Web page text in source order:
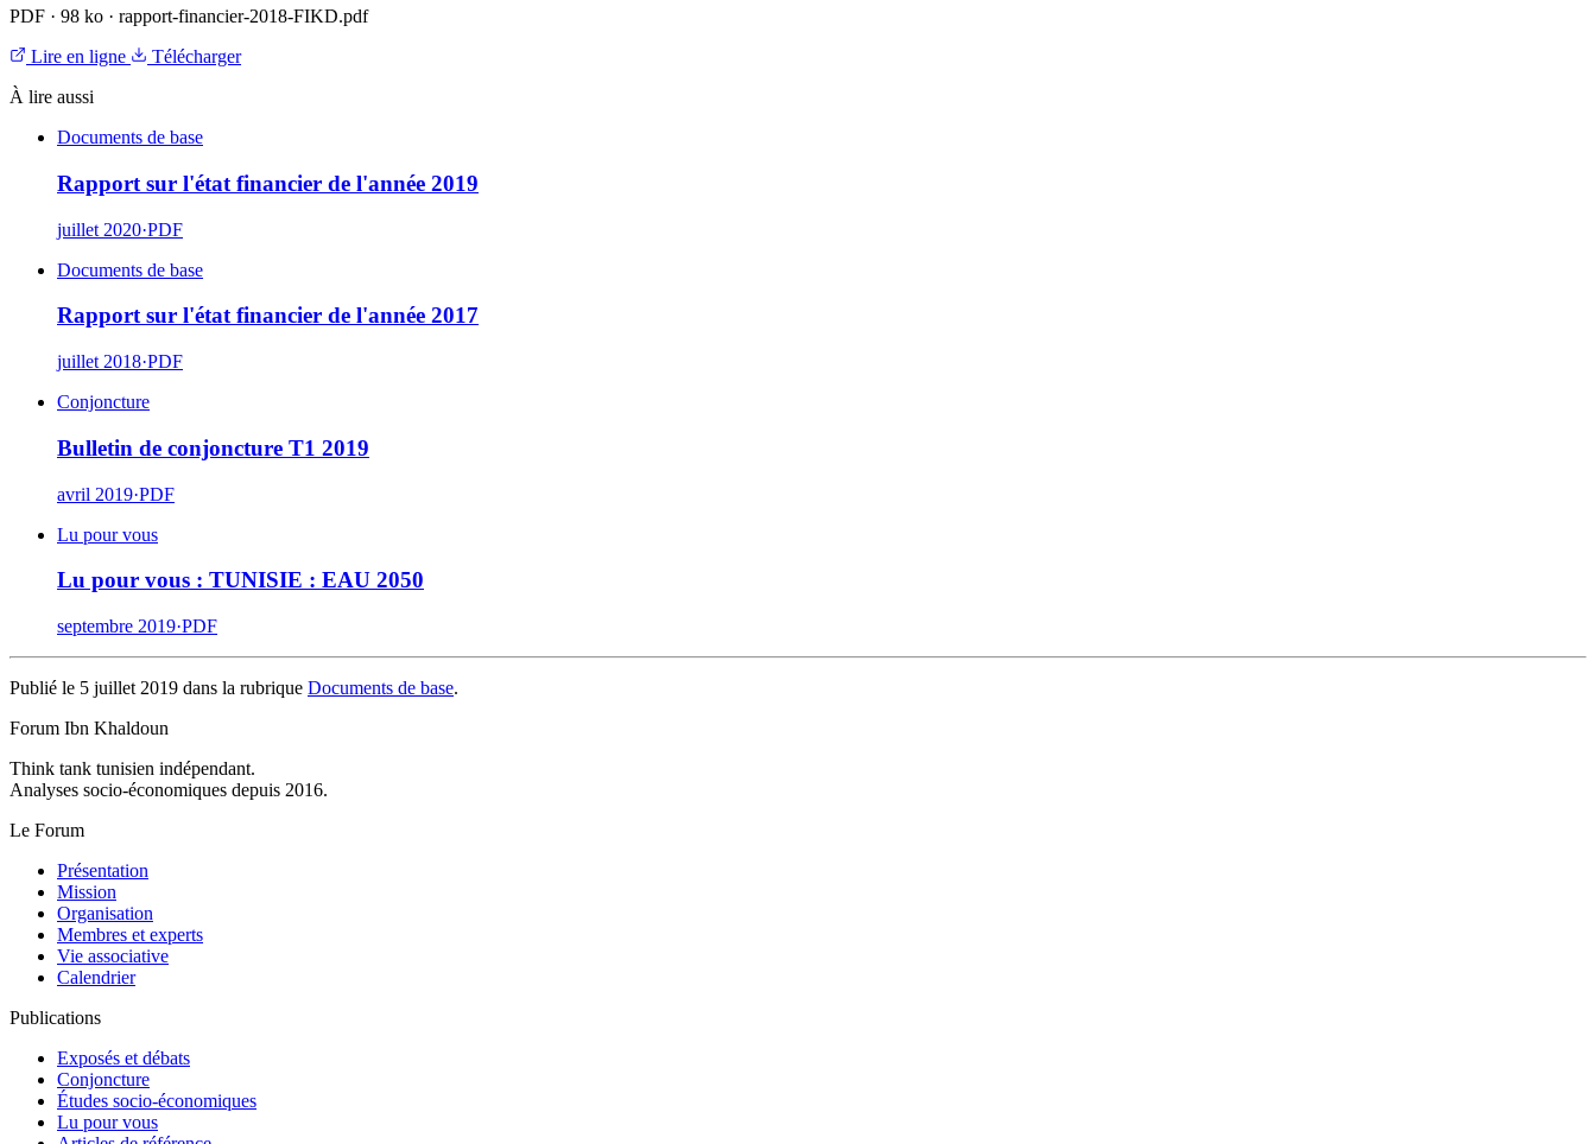
PDF · 98 ko · rapport-financier-2018-FIKD.pdf
Lire en ligne
Télécharger
À lire aussi
Documents de base
Rapport sur l'état financier de l'année 2019
juillet 2020·PDF
Documents de base
Rapport sur l'état financier de l'année 2017
juillet 2018·PDF
Conjoncture
Bulletin de conjoncture T1 2019
avril 2019·PDF
Lu pour vous
Lu pour vous : TUNISIE : EAU 2050
septembre 2019·PDF
Publié le 5 juillet 2019 dans la rubrique Documents de base.
Forum Ibn Khaldoun
Think tank tunisien indépendant.
Analyses socio-économiques depuis 2016.
Le Forum
Présentation
Mission
Organisation
Membres et experts
Vie associative
Calendrier
Publications
Exposés et débats
Conjoncture
Études socio-économiques
Lu pour vous